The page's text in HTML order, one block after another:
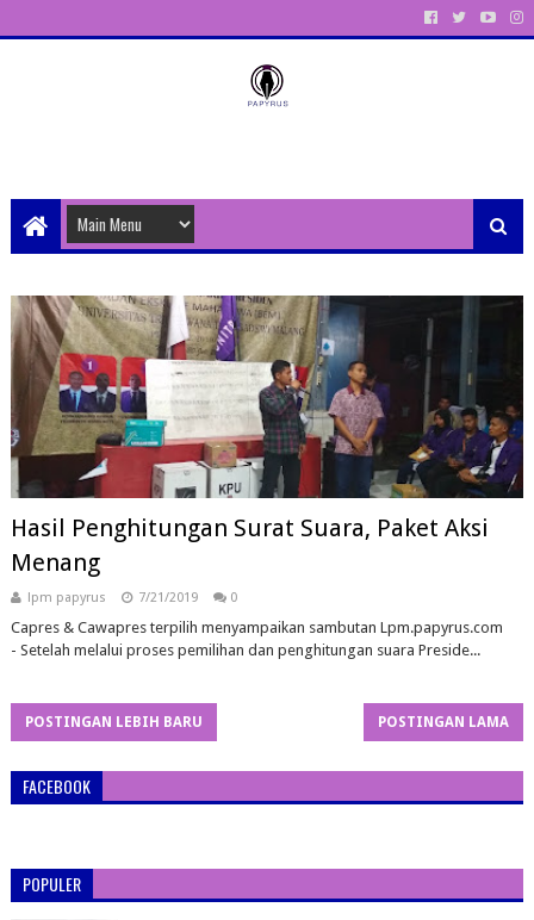
Hasil Penghitungan Surat Suara, Paket Aksi
Menang
lpm papyrus 7/21/2019 0
Capres & Cawapres terpilih menyampaikan sambutan Lpm.papyrus.com
- Setelah melalui proses pemilihan dan penghitungan suara Preside...
POSTINGAN LEBIH BARU POSTINGAN LAMA
FACEBOOK
POPULER